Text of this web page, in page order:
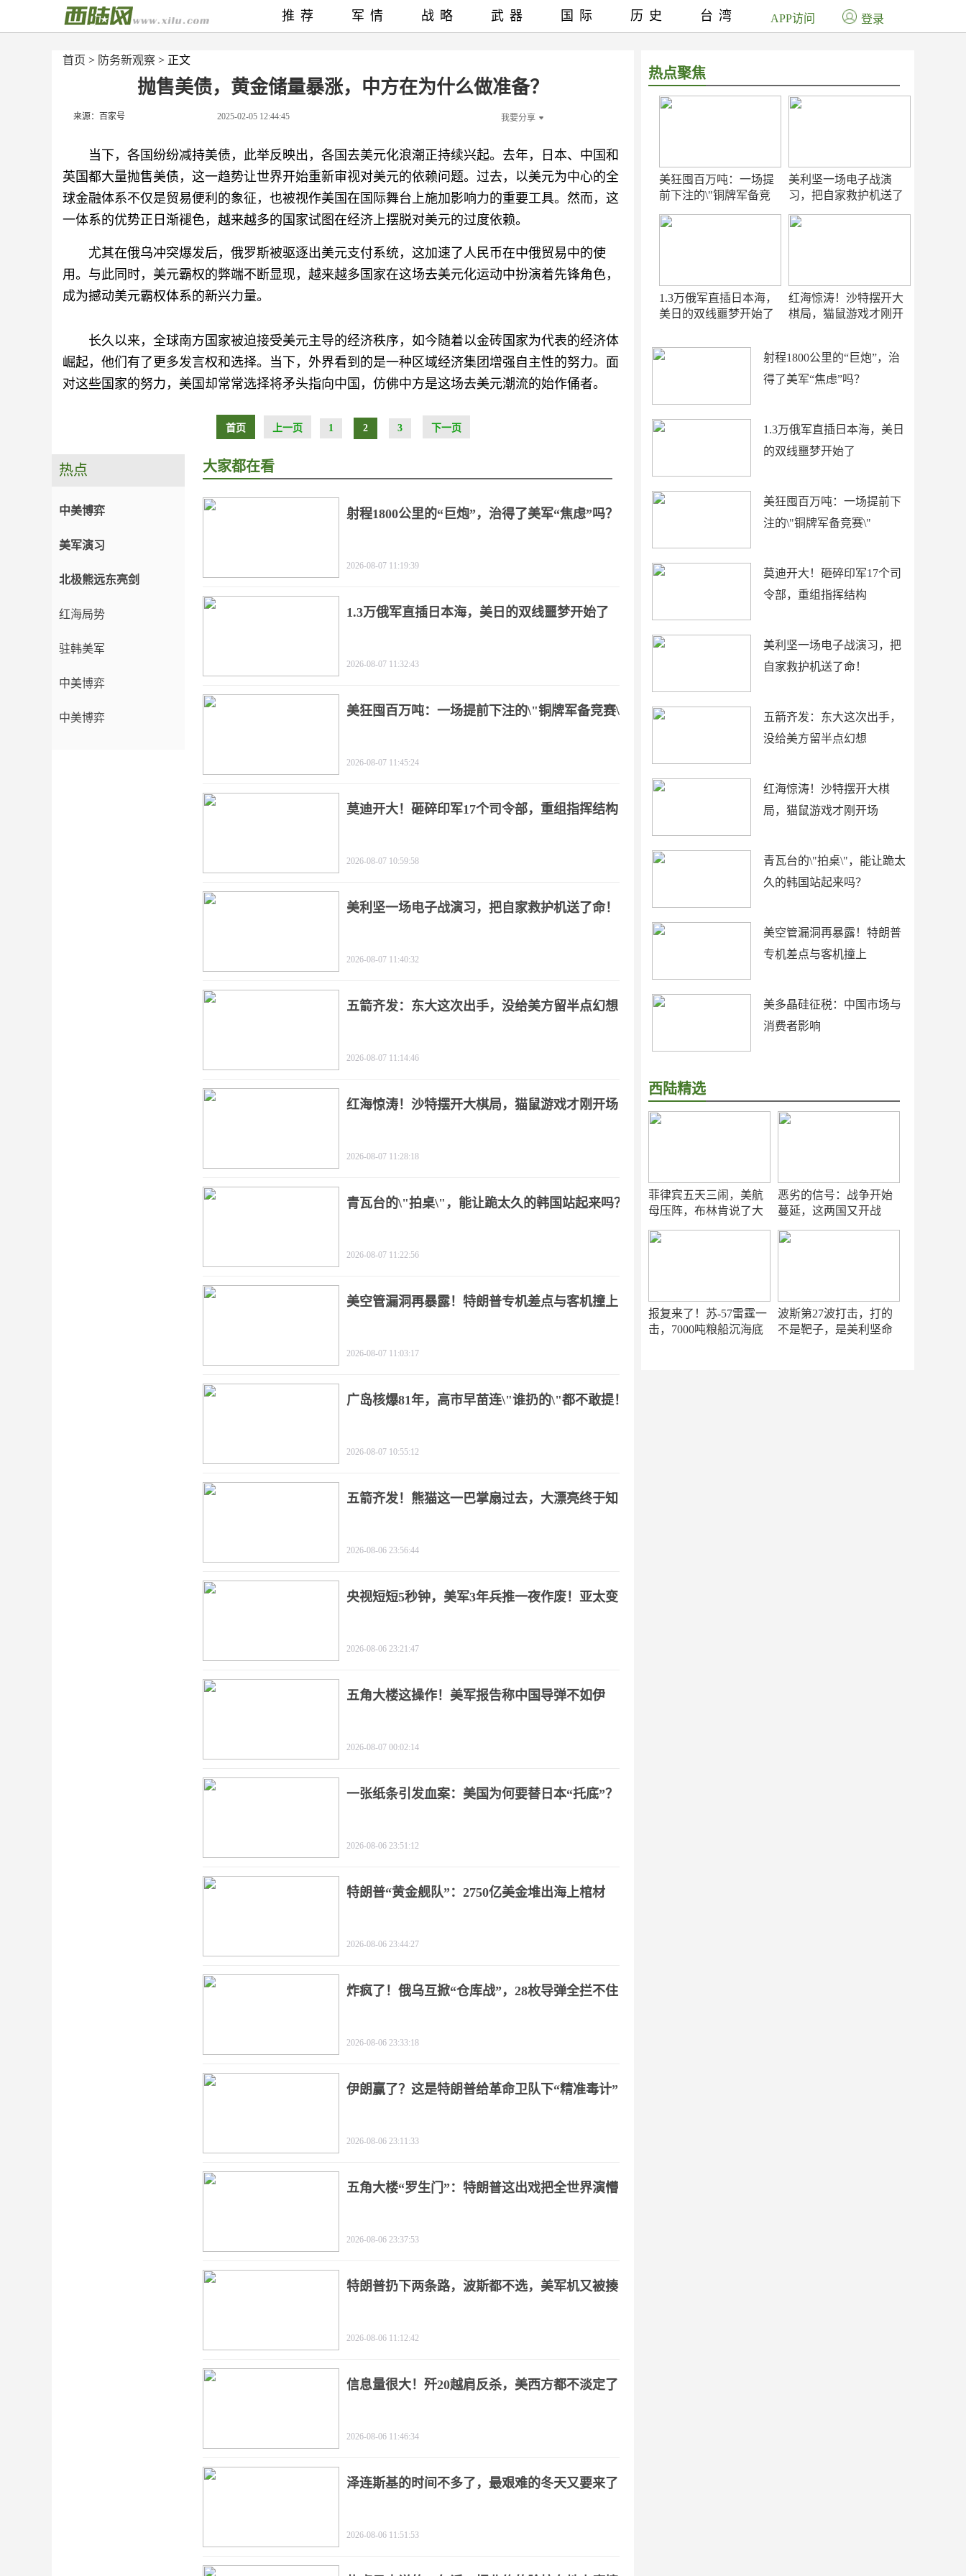
首页 > 防务新观察 > 正文
抛售美债，黄金储量暴涨，中方在为什么做准备？
来源：百家号 2025-02-05 12:44:45 我要分享
当下，各国纷纷减持美债，此举反映出，各国去美元化浪潮正持续兴起。去年，日本、中国和
英国都大量抛售美债，这一趋势让世界开始重新审视对美元的依赖问题。过去，以美元为中心的全
球金融体系不仅是贸易便利的象征，也被视作美国在国际舞台上施加影响力的重要工具。然而，这
一体系的优势正日渐褪色，越来越多的国家试图在经济上摆脱对美元的过度依赖。
尤其在俄乌冲突爆发后，俄罗斯被驱逐出美元支付系统，这加速了人民币在中俄贸易中的使
用。与此同时，美元霸权的弊端不断显现，越来越多国家在这场去美元化运动中扮演着先锋角色，
成为撼动美元霸权体系的新兴力量。
长久以来，全球南方国家被迫接受美元主导的经济秩序，如今随着以金砖国家为代表的经济体
崛起，他们有了更多发言权和选择。当下，外界看到的是一种区域经济集团增强自主性的努力。面
对这些国家的努力，美国却常常选择将矛头指向中国，仿佛中方是这场去美元潮流的始作俑者。
首页 上一页 1 2 3 下一页
热点聚焦
美狂囤百万吨：一场提
前下注的\"铜牌军备竞
美利坚一场电子战演
习，把自家救护机送了
1.3万俄军直插日本海，
美日的双线噩梦开始了
红海惊涛！沙特摆开大
棋局，猫鼠游戏才刚开
射程1800公里的“巨炮”，治
得了美军“焦虑”吗？
1.3万俄军直插日本海，美日
的双线噩梦开始了
美狂囤百万吨：一场提前下
注的\"铜牌军备竞赛\"
莫迪开大！砸碎印军17个司
令部，重组指挥结构
美利坚一场电子战演习，把
自家救护机送了命！
五箭齐发：东大这次出手，
没给美方留半点幻想
红海惊涛！沙特摆开大棋
局，猫鼠游戏才刚开场
青瓦台的\"拍桌\"，能让跪太
久的韩国站起来吗？
美空管漏洞再暴露！特朗普
专机差点与客机撞上
美多晶硅征税：中国市场与
消费者影响
西陆精选
菲律宾五天三闹，美航
母压阵，布林肯说了大
恶劣的信号：战争开始
蔓延，这两国又开战
报复来了！苏-57雷霆一
击，7000吨粮船沉海底
波斯第27波打击，打的
不是靶子，是美利坚命
推荐 军情 战略 武器 国际 历史 台湾 APP访问 登录
热点
中美博弈
美军演习
北极熊远东亮剑
红海局势
驻韩美军
中美博弈
中美博弈
大家都在看
射程1800公里的“巨炮”，治得了美军“焦虑”吗？
2026-08-07 11:19:39
1.3万俄军直插日本海，美日的双线噩梦开始了
2026-08-07 11:32:43
美狂囤百万吨：一场提前下注的\"铜牌军备竞赛\"
2026-08-07 11:45:24
莫迪开大！砸碎印军17个司令部，重组指挥结构
2026-08-07 10:59:58
美利坚一场电子战演习，把自家救护机送了命！
2026-08-07 11:40:32
五箭齐发：东大这次出手，没给美方留半点幻想
2026-08-07 11:14:46
红海惊涛！沙特摆开大棋局，猫鼠游戏才刚开场
2026-08-07 11:28:18
青瓦台的\"拍桌\"，能让跪太久的韩国站起来吗？
2026-08-07 11:22:56
美空管漏洞再暴露！特朗普专机差点与客机撞上
2026-08-07 11:03:17
广岛核爆81年，高市早苗连\"谁扔的\"都不敢提！
2026-08-07 10:55:12
五箭齐发！熊猫这一巴掌扇过去，大漂亮终于知
2026-08-06 23:56:44
央视短短5秒钟，美军3年兵推一夜作废！亚太变
2026-08-06 23:21:47
五角大楼这操作！美军报告称中国导弹不如伊
2026-08-07 00:02:14
一张纸条引发血案：美国为何要替日本“托底”？
2026-08-06 23:51:12
特朗普“黄金舰队”：2750亿美金堆出海上棺材
2026-08-06 23:44:27
炸疯了！俄乌互掀“仓库战”，28枚导弹全拦不住
2026-08-06 23:33:18
伊朗赢了？这是特朗普给革命卫队下“精准毒计”
2026-08-06 23:11:33
五角大楼“罗生门”：特朗普这出戏把全世界演懵
2026-08-06 23:37:53
特朗普扔下两条路，波斯都不选，美军机又被揍
2026-08-06 11:12:42
信息量很大！歼20越肩反杀，美西方都不淡定了
2026-08-06 11:46:34
泽连斯基的时间不多了，最艰难的冬天又要来了
2026-08-06 11:51:53